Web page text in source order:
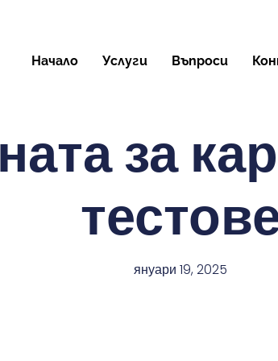
Начало Услуги Въпроси
за
януари 19, 2025